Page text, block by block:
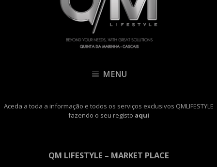
MENU
Aceda a toda a informação e todos os serviços exclusivos QMLIFESTYLE
fazendo o seu registo aqui
QM LIFESTYLE – MARKET PLACE